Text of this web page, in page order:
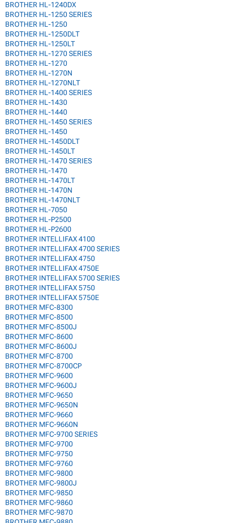
BROTHER HL-1240DX
BROTHER HL-1250 SERIES
BROTHER HL-1250
BROTHER HL-1250DLT
BROTHER HL-1250LT
BROTHER HL-1270 SERIES
BROTHER HL-1270
BROTHER HL-1270N
BROTHER HL-1270NLT
BROTHER HL-1400 SERIES
BROTHER HL-1430
BROTHER HL-1440
BROTHER HL-1450 SERIES
BROTHER HL-1450
BROTHER HL-1450DLT
BROTHER HL-1450LT
BROTHER HL-1470 SERIES
BROTHER HL-1470
BROTHER HL-1470LT
BROTHER HL-1470N
BROTHER HL-1470NLT
BROTHER HL-7050
BROTHER HL-P2500
BROTHER HL-P2600
BROTHER INTELLIFAX 4100
BROTHER INTELLIFAX 4700 SERIES
BROTHER INTELLIFAX 4750
BROTHER INTELLIFAX 4750E
BROTHER INTELLIFAX 5700 SERIES
BROTHER INTELLIFAX 5750
BROTHER INTELLIFAX 5750E
BROTHER MFC-8300
BROTHER MFC-8500
BROTHER MFC-8500J
BROTHER MFC-8600
BROTHER MFC-8600J
BROTHER MFC-8700
BROTHER MFC-8700CP
BROTHER MFC-9600
BROTHER MFC-9600J
BROTHER MFC-9650
BROTHER MFC-9650N
BROTHER MFC-9660
BROTHER MFC-9660N
BROTHER MFC-9700 SERIES
BROTHER MFC-9700
BROTHER MFC-9750
BROTHER MFC-9760
BROTHER MFC-9800
BROTHER MFC-9800J
BROTHER MFC-9850
BROTHER MFC-9860
BROTHER MFC-9870